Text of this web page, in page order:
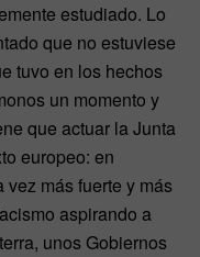
estudiado. Lo
que no estuviese
tuvo en los hechos
un momento y
que actuar la Junta
europeo: en
más fuerte y más
aspirando a
unos Gobiernos